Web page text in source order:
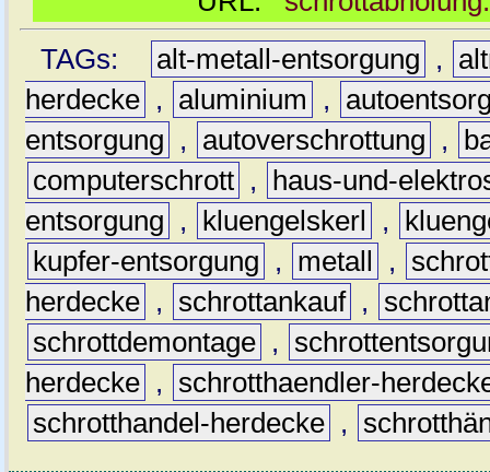
TAGs:
alt-metall-entsorgung ,
herdecke , aluminium ,
entsorgung
, autoverschrottung ,
computerschrott ,
haus-und-
entsorgung
, kluengelskerl ,
kupfer-entsorgung
, metall ,
herdecke , schrottankauf ,
schrottdemontage ,
herdecke ,
schrotthaendler-
schrotthandel-herdecke ,